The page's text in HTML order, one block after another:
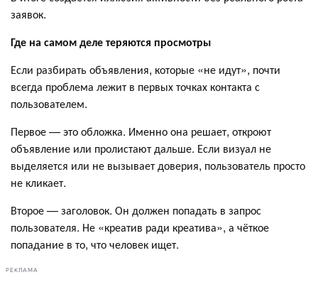
заявок.
Где на самом деле теряются просмотры
Если разбирать объявления, которые «не идут», почти
всегда проблема лежит в первых точках контакта с
пользователем.
Первое — это обложка. Именно она решает, откроют
объявление или пролистают дальше. Если визуал не
выделяется или не вызывает доверия, пользователь просто
не кликает.
Второе — заголовок. Он должен попадать в запрос
пользователя. Не «креатив ради креатива», а чёткое
попадание в то, что человек ищет.
РЕКЛАМА